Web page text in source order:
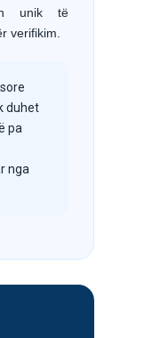
unik të
verifikim.
duhet
pa
nga